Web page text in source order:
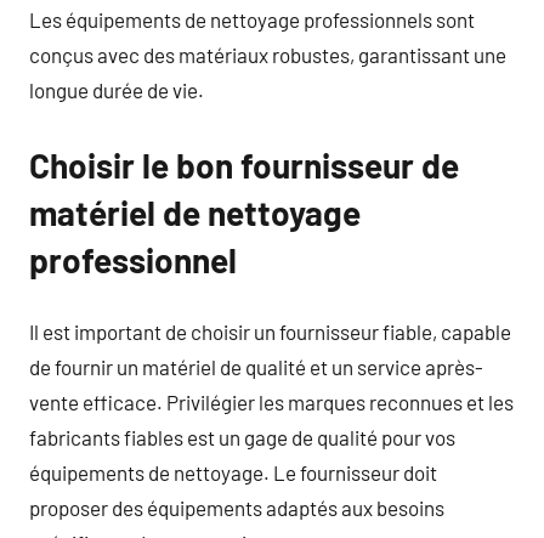
Les équipements de nettoyage professionnels sont
conçus avec des matériaux robustes, garantissant une
longue durée de vie.
Choisir le bon fournisseur de
matériel de nettoyage
professionnel
Il est important de choisir un fournisseur fiable, capable
de fournir un matériel de qualité et un service après-
vente efficace. Privilégier les marques reconnues et les
fabricants fiables est un gage de qualité pour vos
équipements de nettoyage. Le fournisseur doit
proposer des équipements adaptés aux besoins